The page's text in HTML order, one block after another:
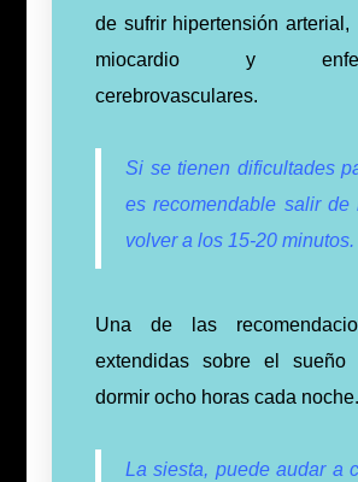
de sufrir hipertensión
miocardio y
cerebrovasculares.
Si se tienen dificultades
es recomendable salir de
volver a los 15-20 minutos.
Una de las
extendidas sobre el
dormir ocho horas cada noche.
La siesta, puede audar a